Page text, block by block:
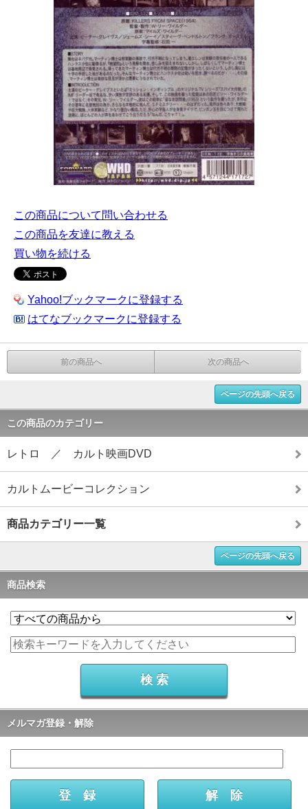
この商品について問い合わせる
この商品を友達に教える
買い物を続ける
Yahoo!ブックマークに登録する
はてなブックマークに登録する
前の商品へ 次の商品へ
ページの先頭へ戻る
この商品のカテゴリー
レトロ ／ カルト映画DVD
カルトムービーコレクション
商品カテゴリー一覧
ページの先頭へ戻る
商品検索
メルマガ登録・解除